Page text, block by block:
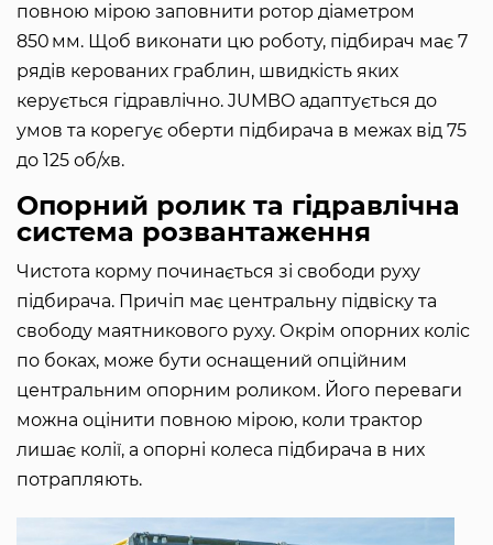
повною мірою заповнити ротор діаметром
850 мм. Щоб виконати цю роботу, підбирач має 7
рядів керованих граблин, швидкість яких
керується гідравлічно. JUMBO адаптується до
умов та корегує оберти підбирача в межах від 75
до 125 об/хв.
Опорний ролик та гідравлічна
система розвантаження
Чистота корму починається зі свободи руху
підбирача. Причіп має центральну підвіску та
свободу маятникового руху. Окрім опорних коліс
по боках, може бути оснащений опційним
центральним опорним роликом. Його переваги
можна оцінити повною мірою, коли трактор
лишає колії, а опорні колеса підбирача в них
потрапляють.